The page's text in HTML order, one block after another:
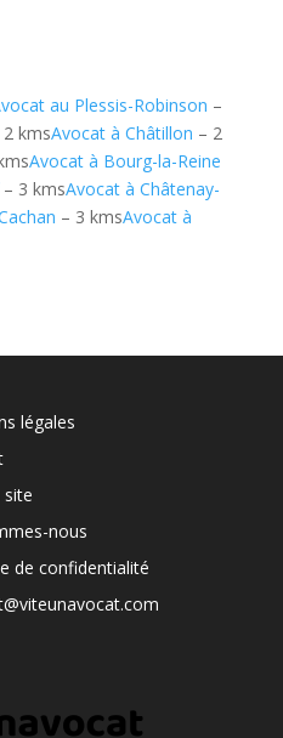
au Plessis-Robinson –
kmsAvocat à Châtillon – 2
Avocat à Bourg-la-Reine
3 kmsAvocat à Châtenay-
– 3 kmsAvocat à
légales
site
nous
de confidentialité